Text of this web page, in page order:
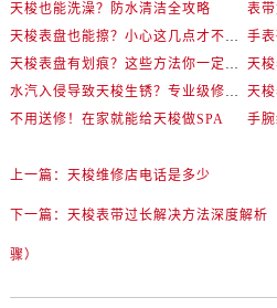
天梭也能洗澡？防水清洁全攻略
天梭表盘也能擦？小心这几点才不伤机芯
手
天梭表盘有划痕？这些方法你一定要试试！
水汽入侵导致天梭生锈？专业级修复思路大公开
天
不用送修！在家就能给天梭做SPA
上一篇： 天梭维修店电话是多少
下一篇： 天梭表带过长解决方法深度解析
骤）